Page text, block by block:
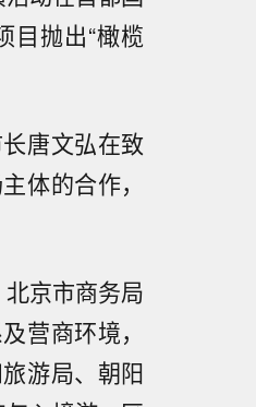
目抛出“橄榄
唐文弘在致
体的合作，
京市商务局
营商环境，
游局、朝阳